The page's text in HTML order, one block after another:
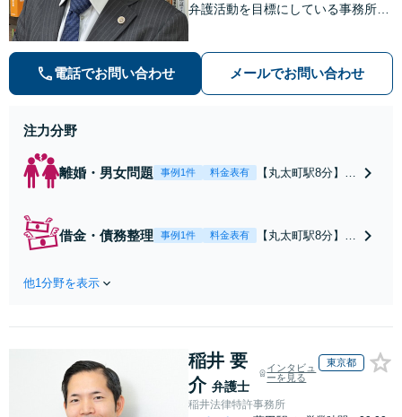
弁護活動を目標にしている事務所で
実績あり【相続・遺言】相談者さま
に寄り添い、円滑な相続を目指しま
電話でお問い合わせ メールでお問い合わせ
注力分野
離婚・男女問題 事例1件 料金表有
【丸太町駅8分】調
く冷静な主張が重
すので、お気軽に
ご相談ください
【初回相談３０分
無料】【電話相談
借金・債務整理 事例1件 料金表有
【丸太町駅8分】
費・事業の失敗に
者さまのご要望を
踏まえ、解決策を
提示します【破産
管財人就任経験
他1分野を表示
稲井 要
介 弁護士
インタビュ
ーを見る
東京都
稲井法律特許事務所